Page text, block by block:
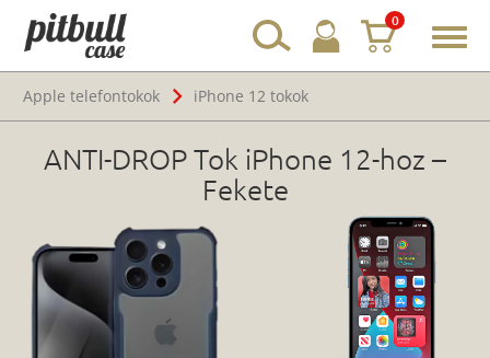
0
Apple telefontokok
iPhone 12 tokok
ANTI-DROP Tok iPhone 12-hoz –
Fekete